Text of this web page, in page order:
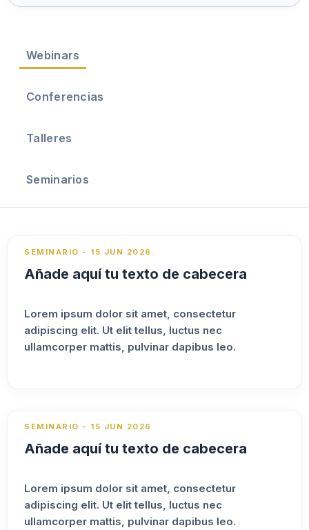
Webinars
Conferencias
Talleres
Seminarios
SEMINARIO - 15 JUN 2026
Añade aquí tu texto de cabecera
Lorem ipsum dolor sit amet, consectetur
adipiscing elit. Ut elit tellus, luctus nec
ullamcorper mattis, pulvinar dapibus leo.
SEMINARIO - 15 JUN 2026
Añade aquí tu texto de cabecera
Lorem ipsum dolor sit amet, consectetur
adipiscing elit. Ut elit tellus, luctus nec
ullamcorper mattis, pulvinar dapibus leo.